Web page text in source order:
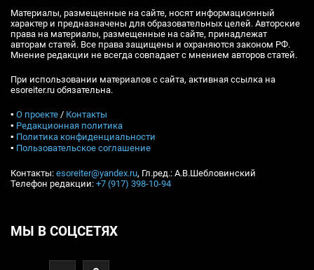
Материалы, размещенные на сайте, носят информационный
характер и предназначены для образовательных целей. Авторские
права на материалы, размещенные на сайте, принадлежат
авторам статей. Все права защищены и охраняются законом РФ.
Мнение редакции не всегда совпадает с мнением авторов статей.
При использовании материалов с сайта, активная ссылка на
esoreiter.ru обязательна.
▪ О проекте / Контакты
▪ Редакционная политика
▪ Политика конфиденциальности
▪ Пользовательское соглашение
Контакты: esoreiter@yandex.ru, Гл.ред.: А.В.Шебловинский
Телефон редакции: +7 (917) 398-10-94
МЫ В СОЦСЕТЯХ